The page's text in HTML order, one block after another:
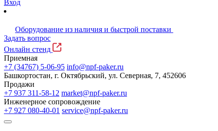
Вход
Оборудование из наличия и быстрой поставки
Задать вопрос
Онлайн стенд
Приемная
+7 (34767) 5-06-95 info@npf-paker.ru
Башкортостан, г. Октябрьский, ул. Северная, 7, 452606
Продажи
+7 937 311-58-12 market@npf-paker.ru
Инженерное сопровождение
+7 927 080-40-01 service@npf-paker.ru